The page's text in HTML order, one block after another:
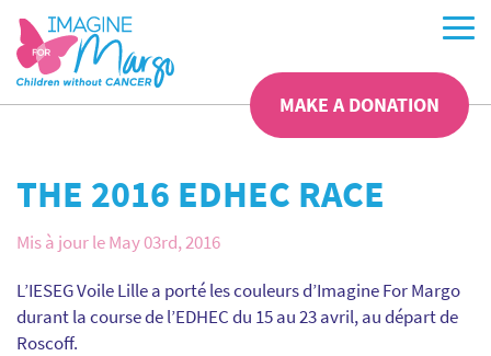
MAKE A DONATION
THE 2016 EDHEC RACE
Mis à jour le May 03rd, 2016
L’IESEG Voile Lille a porté les couleurs d’Imagine For Margo
durant la course de l’EDHEC du 15 au 23 avril, au départ de
Roscoff.